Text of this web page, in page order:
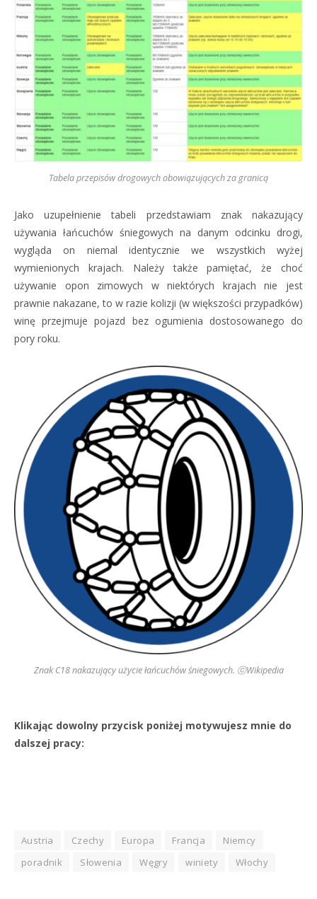
Tabela przepisów drogowych obowiązujących za granicą
Jako uzupełnienie tabeli przedstawiam znak nakazujący
używania łańcuchów śniegowych na danym odcinku drogi,
wygląda on niemal identycznie we wszystkich wyżej
wymienionych krajach. Należy także pamiętać, że choć
używanie opon zimowych w niektórych krajach nie jest
prawnie nakazane, to w razie kolizji (w większości przypadków)
winę przejmuje pojazd bez ogumienia dostosowanego do
pory roku.
Znak C18 nakazujący użycie łańcuchów śniegowych. ⓒWikipedia
Klikając dowolny przycisk poniżej motywujesz mnie do
dalszej pracy:
Austria Czechy Europa Francja
Niemcy
poradnik
Słowenia Węgry winiety Włochy